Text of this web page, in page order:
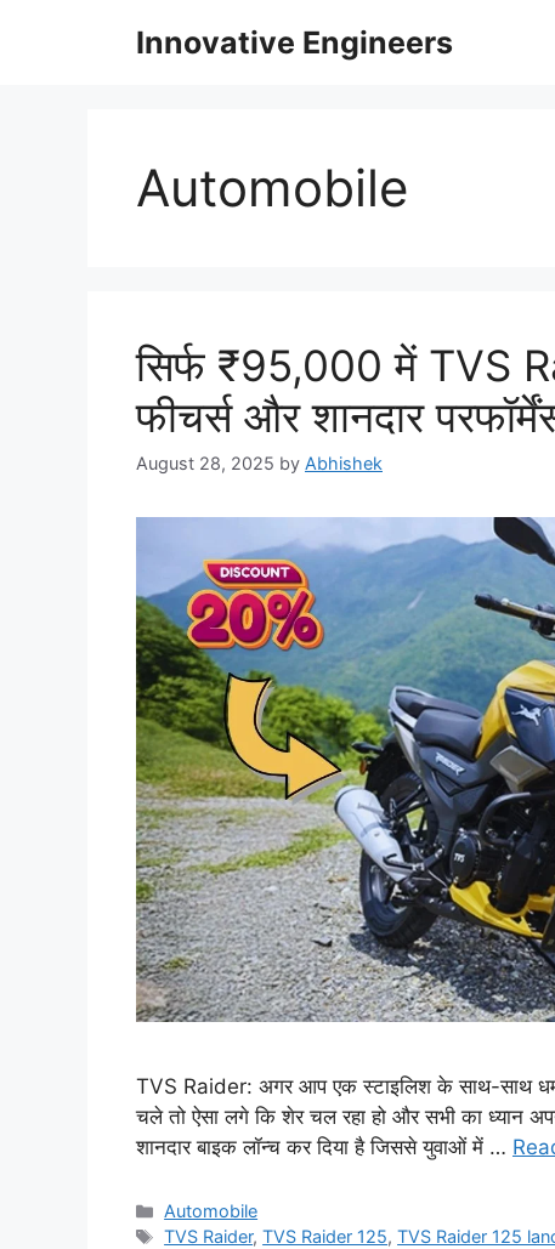
Innovative Engineers
Automobile
सिर्फ ₹95,000 में TVS
फीचर्स और शानदार
August 28, 2025 by Abhishek
TVS Raider: अगर आप एक स्टाइलिश के साथ-साथ
चले तो ऐसा लगे कि शेर चल रहा हो और सभी का ध्यान
शानदार बाइक लॉन्च कर दिया है जिससे युवाओं में …
Categories
Automobile
Tags
TVS Raider,TVS Raider 125,TVS Raider 125